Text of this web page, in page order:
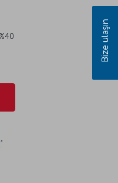
Bize ulaşın